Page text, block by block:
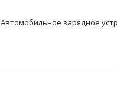
Автомобильное зарядное